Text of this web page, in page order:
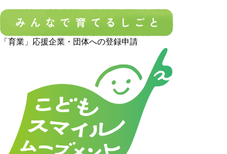
「育業」応援企業・団体への登録申請